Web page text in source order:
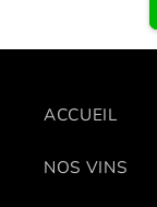
ACCUEIL
NOS VINS